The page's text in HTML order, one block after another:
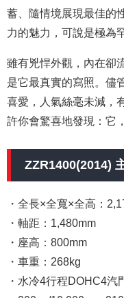
蓄、隨情境展現最佳的
力的魅力，可說是極為
雖有兇悍外觀， 內在卻
是它最真實的寫照。儘
喜愛，人氣絲毫未減
許你會驚喜地發現：它
ZZR1400(2014)
・全長×全寬×全高：
・軸距：1,480mm
・座高：800mm
・車重：268kg
・水冷4行程DOHC4汽